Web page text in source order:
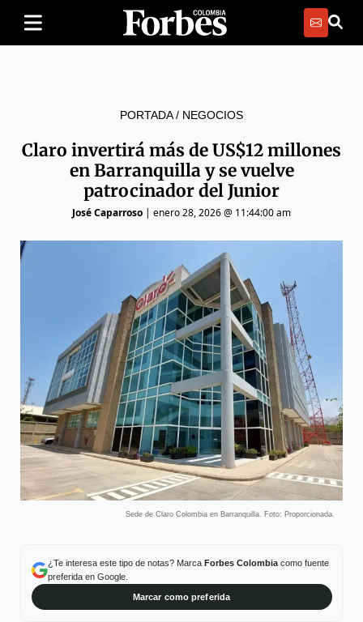
PORTADA/ NEGOCIOS
Claro invertirá más de US$12 millones
en Barranquilla y se vuelve
patrocinador del Junior
José Caparroso | enero 28, 2026 @ 11:44:00 am
Sede de Claro Colombia en Barranquilla. Foto: Proporcionada.
¿Te interesa este tipo de notas? Marca Forbes Colombiacomo fuente
preferida en Google.
Marcar como preferida